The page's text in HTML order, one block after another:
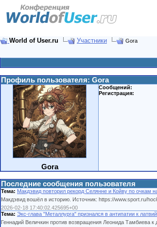
World of User.ru Участники Gora
Профиль пользователя: Gora
Gora
Сообщений:
Регистрация:
Последние сообщения пользователя
Тема: Макдэвид повторил рекорд Селянне и Койву по очкам
Макдэвид вошёл в историю. Источник: https://www.sport.ru/
2026-02-18 17:40:02.425695+00
Тема: Экс-глава "Металлурга" признался в антипатии к
Геннадий Величкин против возвращения Леонида Тамбиева